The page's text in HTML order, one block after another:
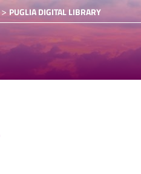
> PUGLIA DIGITAL LIBRARY